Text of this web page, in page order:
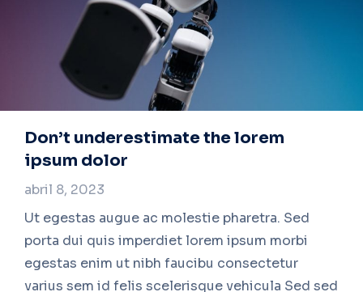
Don’t underestimate the lorem
ipsum dolor
abril 8, 2023
Ut egestas augue ac molestie pharetra. Sed
porta dui quis imperdiet lorem ipsum morbi
egestas enim ut nibh faucibu consectetur
varius sem id felis scelerisque vehicula Sed sed